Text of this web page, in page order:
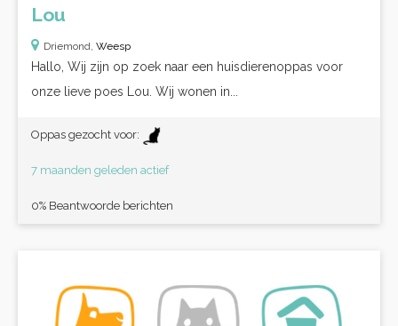
Lou
Driemond, Weesp
Hallo, Wij zijn op zoek naar een huisdierenoppas voor
onze lieve poes Lou. Wij wonen in...
Oppas gezocht voor:
7 maanden geleden actief
0% Beantwoorde berichten